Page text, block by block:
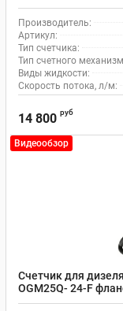
Производитель:
Артикул:
Тип счетчика:
Тип счетного
Виды жидкости:
Скорость потока, л/м:
14 800 руб
Видеообзор
Счетчик для
OGM25Q- 24-F